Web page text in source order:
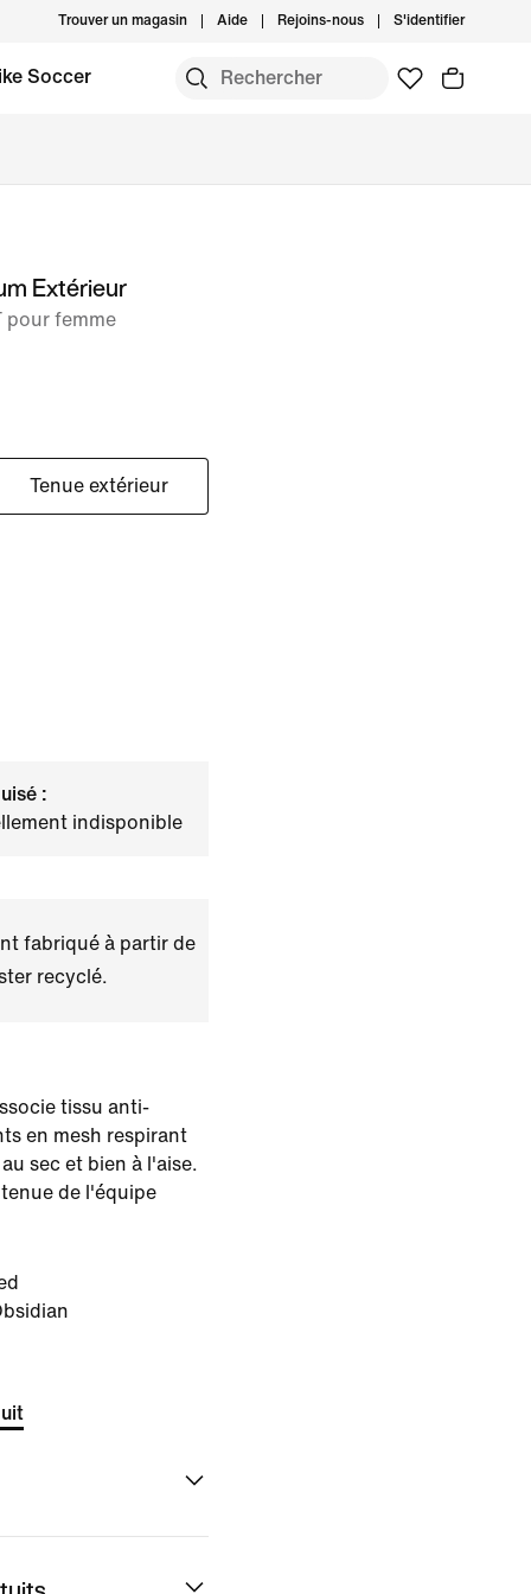
Trouver un magasin Aide Rejoins-nous S'identifier
Soccer
Extérieur
pour femme
Tenue extérieur
:
indisponible
fabriqué à partir de
recyclé.
tissu anti-
en mesh respirant
sec et bien à l'aise.
de l'équipe